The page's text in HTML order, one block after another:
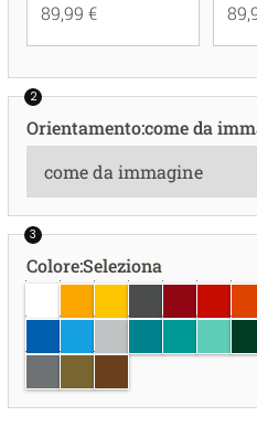
89,99 €
2
Orientamento:come da
3
Colore:Seleziona